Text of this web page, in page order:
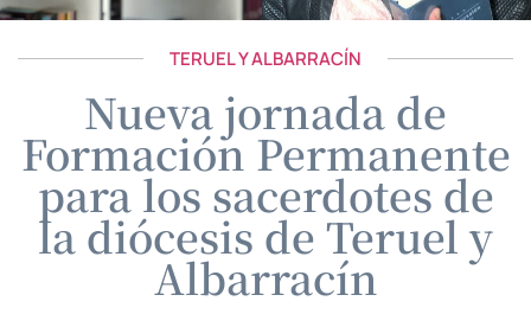
TERUEL Y ALBARRACÍN
Nueva jornada de
Formación Permanente
para los sacerdotes de
la diócesis de Teruel y
Albarracín